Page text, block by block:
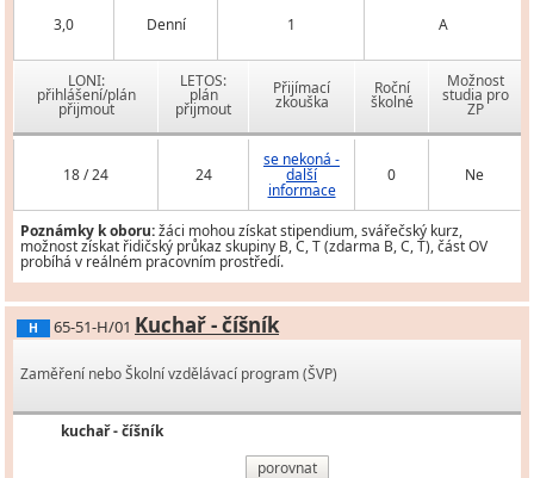
3,0 Denní 1 A
LONI:
přihlášení/plán
přijmout
LETOS:
plán
přijmout
Přijímací
zkouška
Roční
školné
Možnost
studia pro
ZP
18 / 24 24
se nekoná -
další
informace
0 Ne
Poznámky k oboru:žáci mohou získat stipendium, svářečský kurz,
možnost získat řidičský průkaz skupiny B, C, T (zdarma B, C, T), část OV
probíhá v reálném pracovním prostředí.
H 65-51-H/01 Kuchař - číšník
Zaměření nebo Školní vzdělávací program (ŠVP)
kuchař - číšník
porovnat